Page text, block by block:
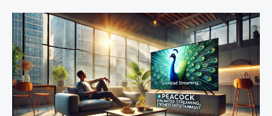
Peacock
ア
プ
リ
の